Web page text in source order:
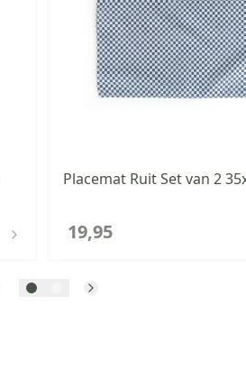
Placemat Ruit Set van 2
19,95